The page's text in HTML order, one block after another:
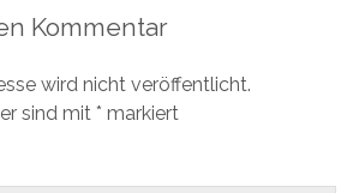
Kommentar
wird nicht veröffentlicht.
sind mit * markiert